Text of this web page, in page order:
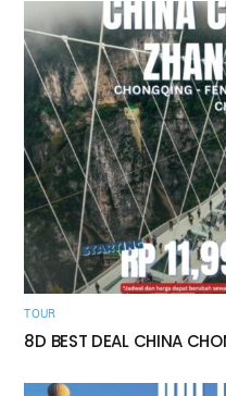
TOUR
8D BEST DEAL CHINA